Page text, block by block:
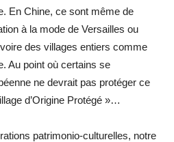
En Chine, ce sont même de
à la mode de Versailles ou
des villages entiers comme
Au point où certains se
ne devrait pas protéger ce
d’Origine Protégé »…
patrimonio-culturelles, notre